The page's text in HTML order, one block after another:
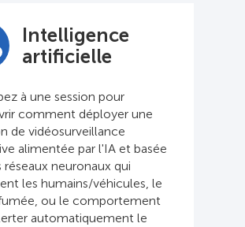
Intelligence
artificielle
à une session pour
comment déployer une
de vidéosurveillance
alimentée par l'IA et basée
réseaux neuronaux qui
les humains/véhicules, le
ou le comportement
automatiquement le